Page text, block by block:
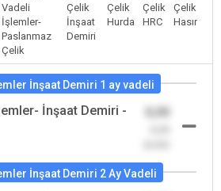
Vadeli
İşlemler-
Paslanmaz
Çelik
Çelik
İnşaat
Demiri
Çelik
Hurda
Çelik
HRC
Çelik
Hasır
İnşaat Demiri 1 ay vadeli
İnşaat Demiri -
İnşaat Demiri 2 Ay Vadeli